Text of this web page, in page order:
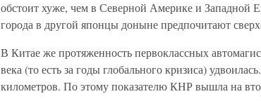
обстоит хуже, чем в Северной Америке и Западной
города в другой японцы доныне предпочитают
В Китае же протяженность первоклассных
века (то есть за годы глобального кризиса)
километров. По этому показателю КНР вышла на